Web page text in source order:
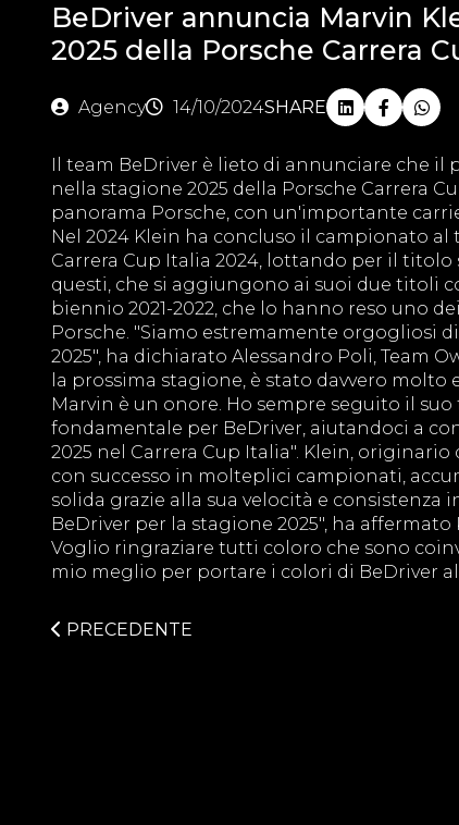
BeDriver annuncia Marvin
2025 della Porsche Carrera
Agency 14/10/2024SHARE
Il team BeDriver è lieto di annunciare che il
nella stagione 2025 della Porsche Carrera
panorama Porsche, con un'importante
Nel 2024 Klein ha concluso il campionato
Carrera Cup Italia 2024, lottando per il
questi, che si aggiungono ai suoi due titoli
biennio 2021-2022, che lo hanno reso uno
Porsche. "Siamo estremamente orgogliosi
2025", ha dichiarato Alessandro Poli, Team
la prossima stagione, è stato davvero
Marvin è un onore. Ho sempre seguito il
fondamentale per BeDriver, aiutandoci a
2025 nel Carrera Cup Italia". Klein,
con successo in molteplici campionati,
solida grazie alla sua velocità e consistenza
BeDriver per la stagione 2025", ha
Voglio ringraziare tutti coloro che sono
mio meglio per portare i colori di BeDriver al
PRECEDENTE